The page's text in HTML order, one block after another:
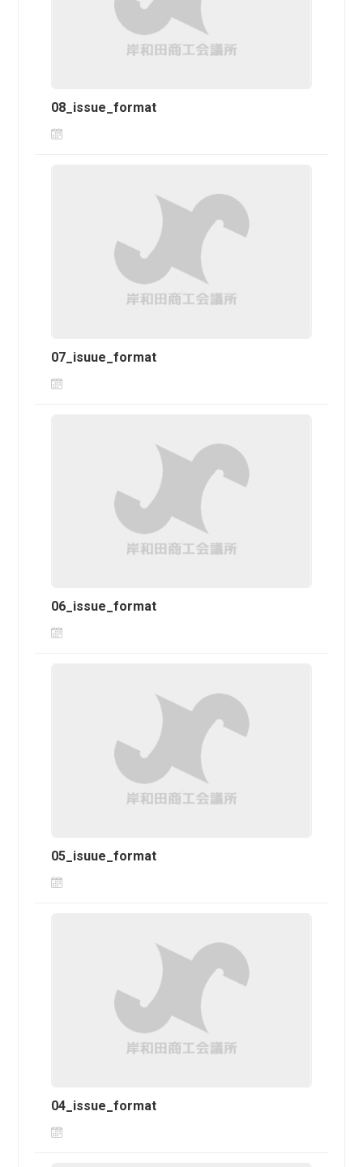
08_issue_format
07_isuue_format
06_issue_format
05_isuue_format
04_issue_format